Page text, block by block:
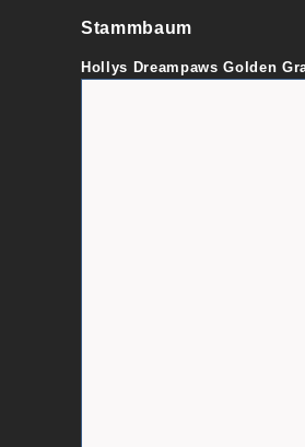
Stammbaum
Hollys Dreampaws Golden